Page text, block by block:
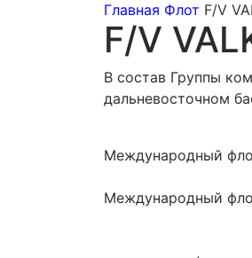
Главная Флот F/V
F/V
В состав Группы
дальневосточном
Международный
Международный